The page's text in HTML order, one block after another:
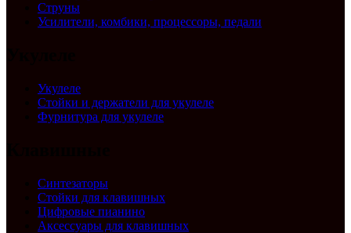
Струны
Усилители, комбики, процессоры, педали
Укулеле
Стойки и держатели для укулеле
Фурнитура для укулеле
Синтезаторы
Стойки для клавишных
Цифровые пианино
Аксессуары для клавишных